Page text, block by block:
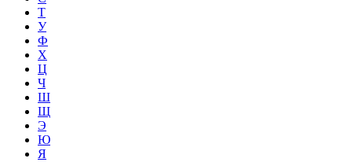
Т
У
Ф
Х
Ц
Ч
Ш
Щ
Э
Ю
Я